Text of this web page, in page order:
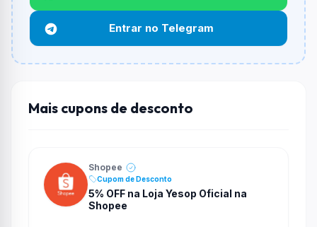
Não necessariamente. Depende de itens participantes
e alguns vendedores ou produtos especificos podem
não aceitar cupons.
Entrar no Telegram
Mais cupons de desconto
Shopee
Cupom de Desconto
5% OFF na Loja Yesop Oficial na
Shopee